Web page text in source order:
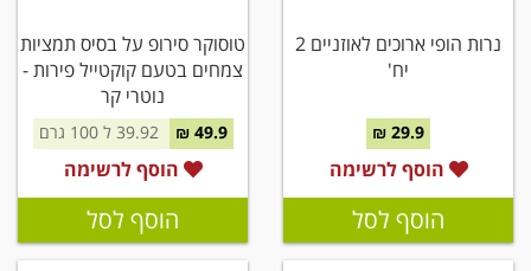
נרות הופי ארוכים לאוזניים 2
יח'
29.9 ₪
הוסף לרשימה
הוסף לסל
טוסוקר סירופ על בסיס תמציות
צמחים בטעם קוקטייל פירות -
נוטרי קר
49.9 ₪ 39.92 ל 100 גרם
הוסף לרשימה
הוסף לסל